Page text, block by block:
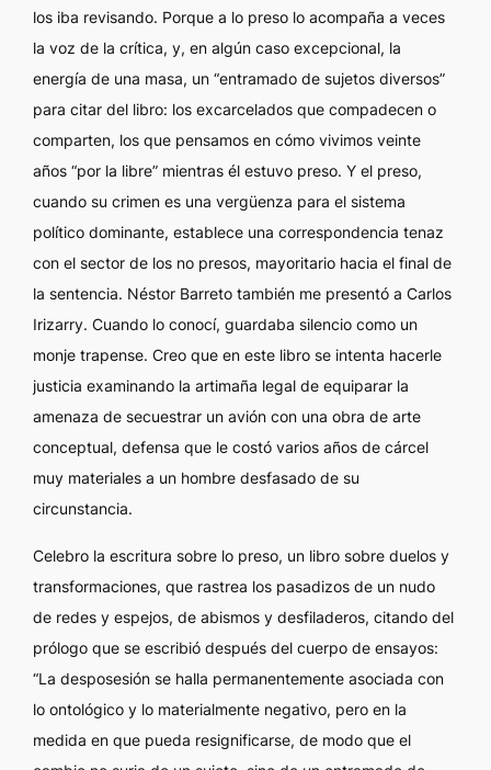
los iba revisando. Porque a lo preso lo acompaña a veces
la voz de la crítica, y, en algún caso excepcional, la
energía de una masa, un “entramado de sujetos diversos”
para citar del libro: los excarcelados que compadecen o
comparten, los que pensamos en cómo vivimos veinte
años “por la libre” mientras él estuvo preso. Y el preso,
cuando su crimen es una vergüenza para el sistema
político dominante, establece una correspondencia tenaz
con el sector de los no presos, mayoritario hacia el final de
la sentencia. Néstor Barreto también me presentó a Carlos
Irizarry. Cuando lo conocí, guardaba silencio como un
monje trapense. Creo que en este libro se intenta hacerle
justicia examinando la artimaña legal de equiparar la
amenaza de secuestrar un avión con una obra de arte
conceptual, defensa que le costó varios años de cárcel
muy materiales a un hombre desfasado de su
circunstancia.
Celebro la escritura sobre lo preso, un libro sobre duelos y
transformaciones, que rastrea los pasadizos de un nudo
de redes y espejos, de abismos y desfiladeros, citando del
prólogo que se escribió después del cuerpo de ensayos:
“La desposesión se halla permanentemente asociada con
lo ontológico y lo materialmente negativo, pero en la
medida en que pueda resignificarse, de modo que el